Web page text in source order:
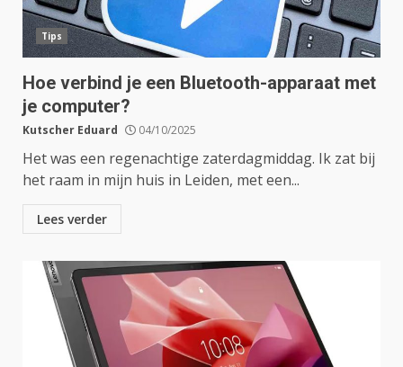
Tips
Hoe verbind je een Bluetooth-apparaat met
je computer?
Kutscher Eduard 04/10/2025
Het was een regenachtige zaterdagmiddag. Ik zat bij
het raam in mijn huis in Leiden, met een...
Lees verder